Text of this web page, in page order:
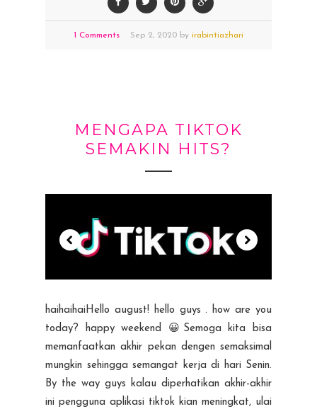
1 Comments Sep 2, 2020 by irabintiazhari
MENGAPA TIKTOK
SEMAKIN HITS?
haihaihaiHello august! hello guys . how are you
today? happy weekend 😀Semoga kita bisa
memanfaatkan akhir pekan dengen semaksimal
mungkin sehingga semangat kerja di hari Senin.
By the way guys kalau diperhatikan akhir-akhir
ini pengguna aplikasi tiktok kian meningkat, ulai